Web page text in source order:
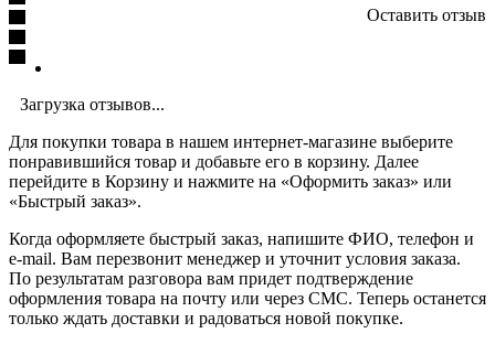
Оставить отзыв
Загрузка отзывов...
Для покупки товара в нашем интернет-магазине выберите
понравившийся товар и добавьте его в корзину. Далее
перейдите в Корзину и нажмите на «Оформить заказ» или
«Быстрый заказ».
Когда оформляете быстрый заказ, напишите ФИО, телефон и
e-mail. Вам перезвонит менеджер и уточнит условия заказа.
По результатам разговора вам придет подтверждение
оформления товара на почту или через СМС. Теперь останется
только ждать доставки и радоваться новой покупке.